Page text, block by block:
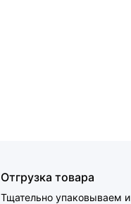
Отгрузка товара
Тщательно упаковываем и